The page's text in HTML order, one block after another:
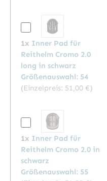
1x Inner Pad für
Reithelm Cromo 2.0
long in schwarz
Größenauswahl: 54
(Einzelpreis: 51,00 €)
1x Inner Pad für
Reithelm Cromo 2.0 in
schwarz
Größenauswahl: 55